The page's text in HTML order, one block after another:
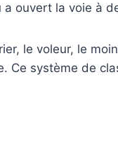
ouvert la voie à
le voleur, le
système de